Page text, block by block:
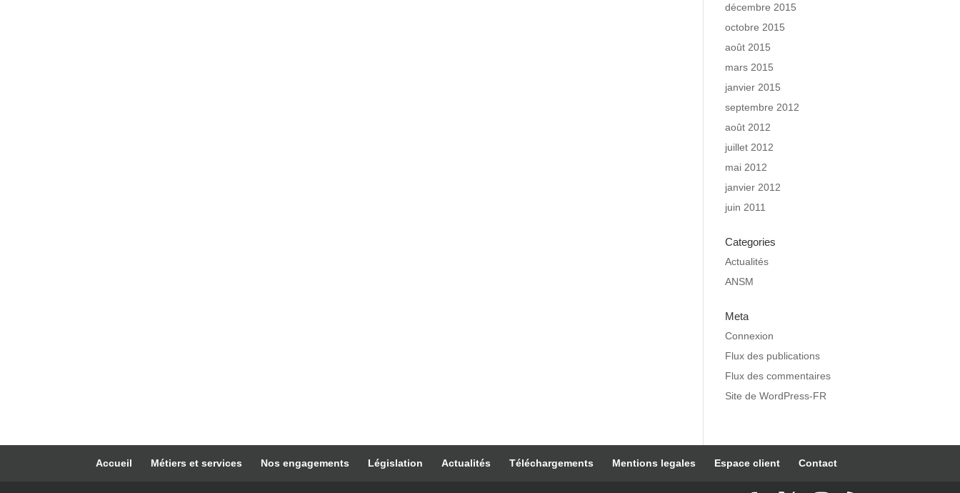
décembre 2015
octobre 2015
août 2015
mars 2015
janvier 2015
septembre 2012
août 2012
juillet 2012
mai 2012
janvier 2012
juin 2011
Categories
Actualités
ANSM
Meta
Connexion
Flux des publications
Flux des commentaires
Site de WordPress-FR
Accueil Métiers et services Nos engagements Législation Actualités Téléchargements Mentions legales Espace client Contact